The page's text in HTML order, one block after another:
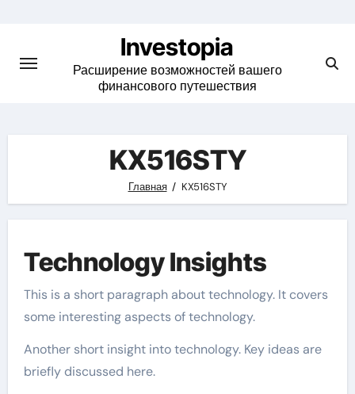
content
Investopia
Расширение возможностей вашего
финансового путешествия
KX516STY
Главная KX516STY
Technology Insights
This is a short paragraph about technology. It covers
some interesting aspects of technology.
Another short insight into technology. Key ideas are
briefly discussed here.